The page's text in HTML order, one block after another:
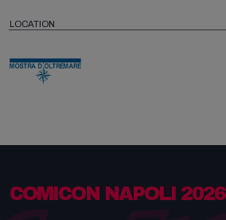
LOCATION
COMICON NAPOLI 2026